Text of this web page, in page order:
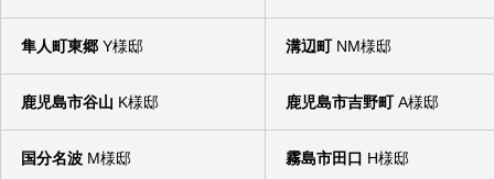
隼人町東郷 Y様邸 溝辺町NM様邸
鹿児島市谷山 K様邸 鹿児島市吉野町A様邸
国分名波 M様邸 霧島市田口 H様邸